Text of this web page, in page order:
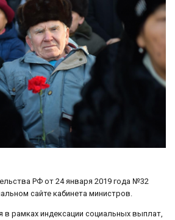
РФ от 24 января 2019 года №32
сайте кабинета министров.
рамках индексации социальных выплат,